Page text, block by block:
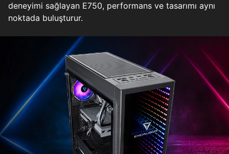
deneyimi sağlayan E750, performans ve tasarımı aynı
noktada buluşturur.